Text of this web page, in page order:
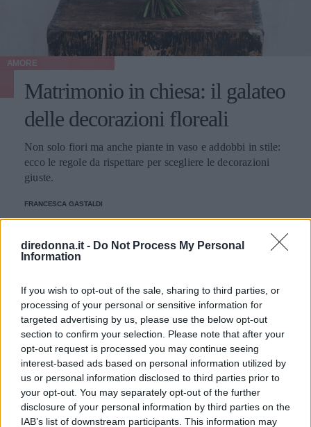
diredonna.it - Do Not Process My Personal
Information
If you wish to opt-out of the sale, sharing to third parties, or
processing of your personal or sensitive information for
targeted advertising by us, please use the below opt-out
section to confirm your selection. Please note that after your
opt-out request is processed you may continue seeing
interest-based ads based on personal information utilized by
us or personal information disclosed to third parties prior to
your opt-out. You may separately opt-out of the further
disclosure of your personal information by third parties on the
IAB’s list of downstream participants. This information may
AMORE
Matrimonio in chiesa: il galateo
delle decorazioni floreali
Non solo fiori ma anche piante in vaso e addobbi in stile:
ecco le regole da rispettare per scegliere le decorazioni
giuste.
FRANCESCA GASTALDI